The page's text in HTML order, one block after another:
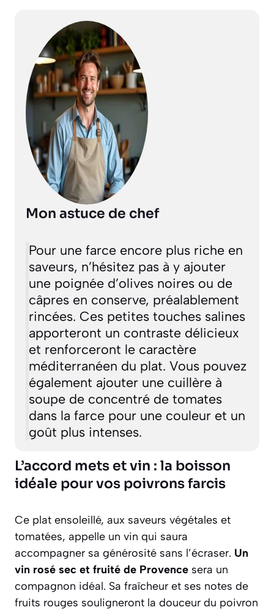
Mon astuce de chef
Pour une farce encore plus riche en
saveurs, n’hésitez pas à y ajouter
une poignée d’olives noires ou de
câpres en conserve, préalablement
rincées. Ces petites touches salines
apporteront un contraste délicieux
et renforceront le caractère
méditerranéen du plat. Vous pouvez
également ajouter une cuillère à
soupe de concentré de tomates
dans la farce pour une couleur et un
goût plus intenses.
L’accord mets et vin : la boisson
idéale pour vos poivrons farcis
Ce plat ensoleillé, aux saveurs végétales et
tomatées, appelle un vin qui saura
accompagner sa générosité sans l’écraser. Un
vin rosé sec et fruité de Provence sera un
compagnon idéal. Sa fraîcheur et ses notes de
fruits rouges souligneront la douceur du poivron